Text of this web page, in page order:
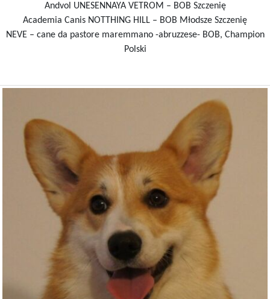
Andvol UNESENNAYA VETROM – BOB Szczenię
Academia Canis NOTTHING HILL – BOB Młodsze Szczenię
NEVE – cane da pastore maremmano -abruzzese- BOB, Champion
Polski